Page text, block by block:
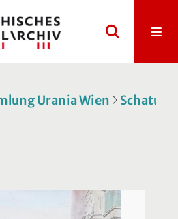
Urania Wien Schatulle